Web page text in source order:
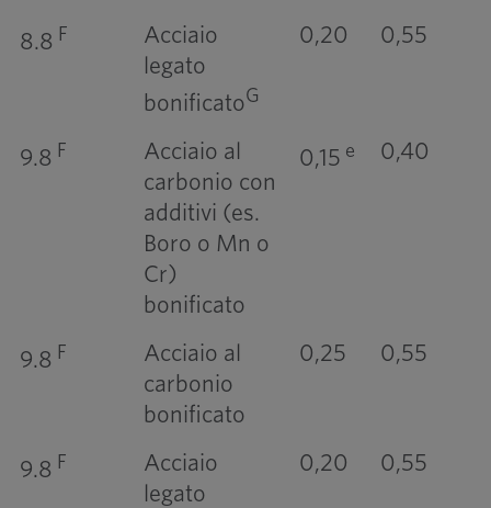
8.8 F
Acciaio
legato
bonificatoG
0,20 0,55
9.8 F
Acciaio al
carbonio con
additivi (es.
Boro o Mn o
Cr)
bonificato
0,15 e 0,40
9.8 F
Acciaio al
carbonio
bonificato
0,25 0,55
9.8 F
Acciaio
legato
0,20 0,55